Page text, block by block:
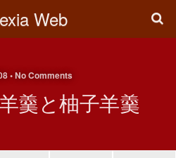
Web
• No Comments
羹と柚子羊羹